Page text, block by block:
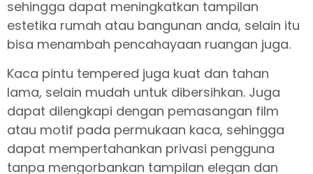
sehingga dapat meningkatkan tampilan
estetika rumah atau bangunan anda, selain itu
bisa menambah pencahayaan ruangan juga.
Kaca pintu tempered juga kuat dan tahan
lama, selain mudah untuk dibersihkan. Juga
dapat dilengkapi dengan pemasangan film
atau motif pada permukaan kaca, sehingga
dapat mempertahankan privasi pengguna
tanpa mengorbankan tampilan elegan dan